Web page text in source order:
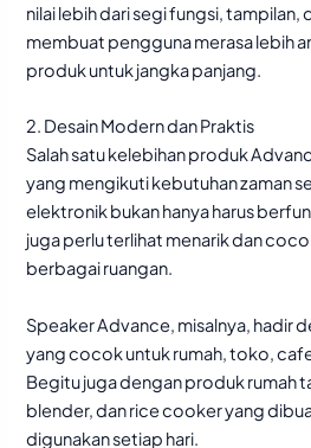
nilai lebih dari segi fungsi, tampilan,
membuat pengguna merasa lebih
produk untuk jangka panjang.
2. Desain Modern dan Praktis
Salah satu kelebihan produk
yang mengikuti kebutuhan zaman
elektronik bukan hanya harus
juga perlu terlihat menarik dan
berbagai ruangan.
Speaker Advance, misalnya, hadir
yang cocok untuk rumah, toko,
Begitu juga dengan produk rumah
blender, dan rice cooker yang
digunakan setiap hari.